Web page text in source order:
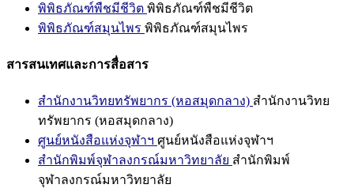
พิพิธภัณฑ์พืชมีชีวิต พิพิธภัณฑ์พืชมีชีวิต
พิพิธภัณฑ์สมุนไพร พิพิธภัณฑ์สมุนไพร
สารสนเทศและการสื่อสาร
สำนักงานวิทยทรัพยากร (หอสมุดกลาง) สำนักงานวิทย
ทรัพยากร (หอสมุดกลาง)
ศูนย์หนังสือแห่งจุฬาฯ ศูนย์หนังสือแห่งจุฬาฯ
สำนักพิมพ์จุฬาลงกรณ์มหาวิทยาลัย สำนักพิมพ์
จุฬาลงกรณ์มหาวิทยาลัย